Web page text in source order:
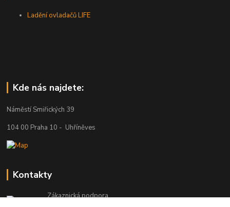
Ladění ovladačů LIFE
Kde nás najdete:
Náměstí Smiřických 39
104 00 Praha 10 - Uhříněves
Kontakty
Zákaznická podpora